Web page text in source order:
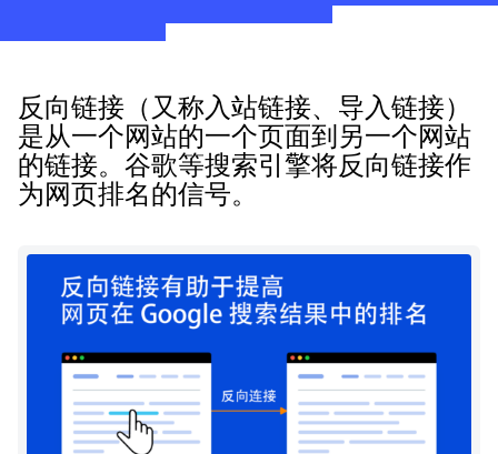
反向链接（又称入站链接、导入链接）
是从一个网站的一个页面到另一个网站
的链接。谷歌等搜索引擎将反向链接作
为网页排名的信号。